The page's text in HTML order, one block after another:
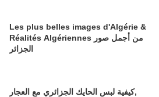
Les plus belles images d'Algérie &
Réalités Algériennes من أجمل صور
الجزائر
كيفية لبس الحايك الجزائري مع العجار,